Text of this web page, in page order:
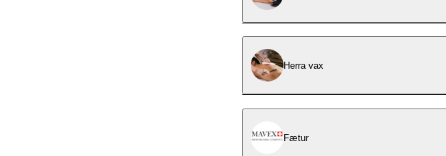
Herra vax
Fætur